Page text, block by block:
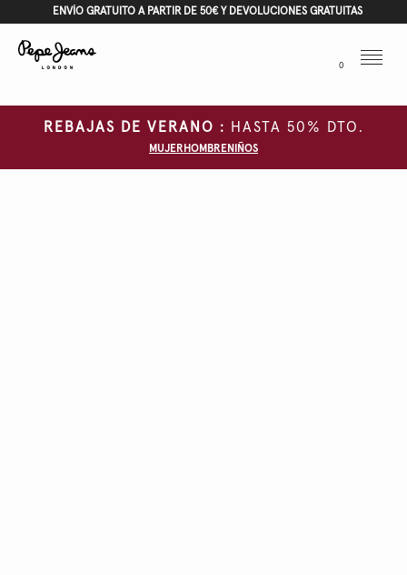
ENVÍO GRATUITO A PARTIR DE 50€ Y DEVOLUCIONES GRATUITAS
0
Menu
REBAJAS DE VERANO : HASTA 50% DTO.
MUJER HOMBRENIÑOS